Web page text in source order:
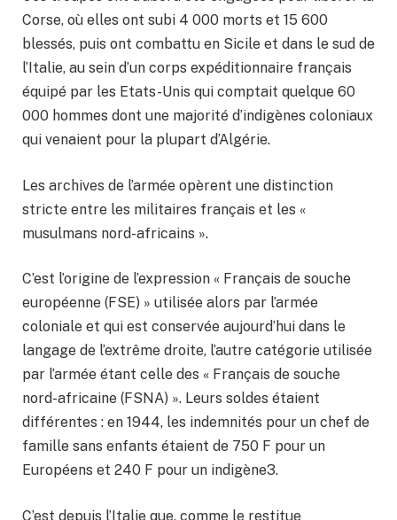
Corse, où elles ont subi 4 000 morts et 15 600
blessés, puis ont combattu en Sicile et dans le sud de
l’Italie, au sein d’un corps expéditionnaire français
équipé par les Etats-Unis qui comptait quelque 60
000 hommes dont une majorité d’indigènes coloniaux
qui venaient pour la plupart d’Algérie.
Les archives de l’armée opèrent une distinction
stricte entre les militaires français et les «
musulmans nord-africains ».
C’est l’origine de l’expression « Français de souche
européenne (FSE) » utilisée alors par l’armée
coloniale et qui est conservée aujourd’hui dans le
langage de l’extrême droite, l’autre catégorie utilisée
par l’armée étant celle des « Français de souche
nord-africaine (FSNA) ». Leurs soldes étaient
différentes : en 1944, les indemnités pour un chef de
famille sans enfants étaient de 750 F pour un
Européens et 240 F pour un indigène3.
C’est depuis l’Italie que, comme le restitue